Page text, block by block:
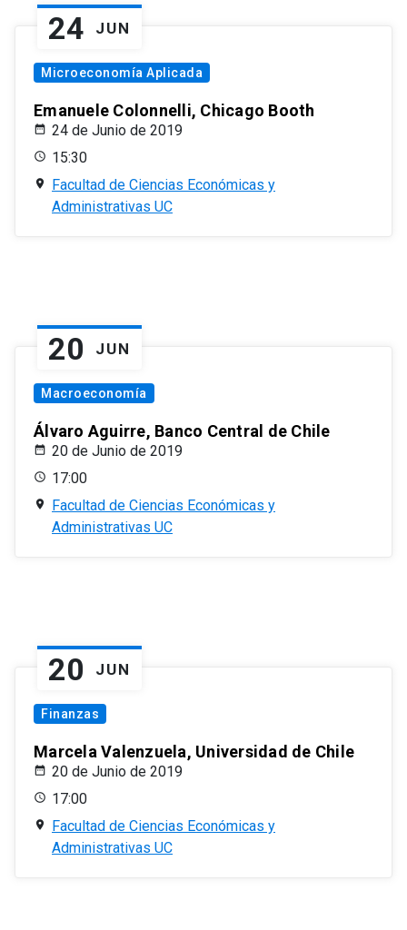
24 JUN
Microeconomía Aplicada
Emanuele Colonnelli, Chicago Booth
24 de Junio de 2019
15:30
Facultad de Ciencias Económicas y
Administrativas UC
20 JUN
Macroeconomía
Álvaro Aguirre, Banco Central de Chile
20 de Junio de 2019
17:00
Facultad de Ciencias Económicas y
Administrativas UC
20 JUN
Finanzas
Marcela Valenzuela, Universidad de Chile
20 de Junio de 2019
17:00
Facultad de Ciencias Económicas y
Administrativas UC